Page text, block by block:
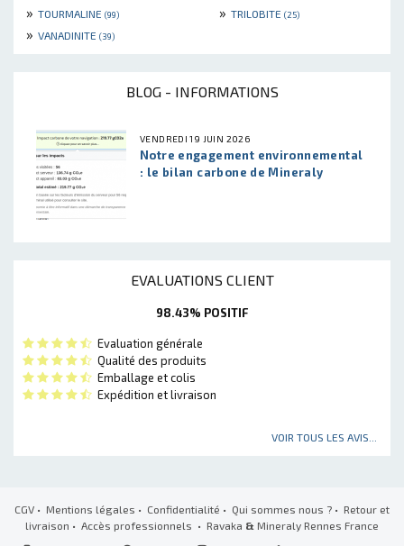
» TOURMALINE (99) » TRILOBITE (25)
» VANADINITE (39)
BLOG - INFORMATIONS
VENDREDI 19 JUIN 2026
Notre engagement environnemental
: le bilan carbone de Mineraly
EVALUATIONS CLIENT
98.43% POSITIF
Evaluation générale
Qualité des produits
Emballage et colis
Expédition et livraison
VOIR TOUS LES AVIS...
CGV • Mentions légales • Confidentialité • Qui sommes nous ? • Retour et
livraison • Accès professionnels • Ravaka & Mineraly Rennes France